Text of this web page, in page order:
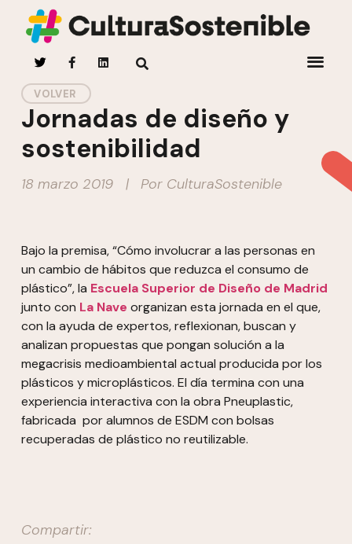
VOLVER
Jornadas de diseño y
sostenibilidad
18 marzo 2019 | Por CulturaSostenible
Bajo la premisa, “Cómo involucrar a las personas en
un cambio de hábitos que reduzca el consumo de
plástico”, la Escuela Superior de Diseño de Madrid
junto con La Nave organizan esta jornada en el que,
con la ayuda de expertos, reflexionan, buscan y
analizan propuestas que pongan solución a la
megacrisis medioambiental actual producida por los
plásticos y microplásticos. El día termina con una
experiencia interactiva con la obra Pneuplastic,
fabricada por alumnos de ESDM con bolsas
recuperadas de plástico no reutilizable.
Compartir: